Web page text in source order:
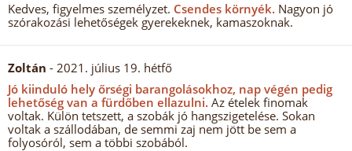
Kedves, figyelmes személyzet. Csendes környék. Nagyon jó
szórakozási lehetőségek gyerekeknek, kamaszoknak.
Zoltán - 2021. július 19. hétfő
Jó kiinduló hely őrségi barangolásokhoz, nap végén pedig
lehetőség van a fürdőben ellazulni. Az ételek finomak
voltak. Külön tetszett, a szobák jó hangszigetelése. Sokan
voltak a szállodában, de semmi zaj nem jött be sem a
folyosóról, sem a többi szobából.